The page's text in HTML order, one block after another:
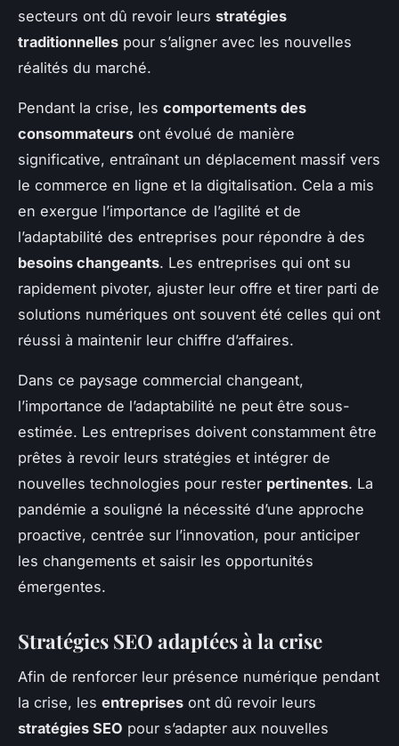
secteurs ont dû revoir leurs stratégies
traditionnelles pour s’aligner avec les nouvelles
réalités du marché.
Pendant la crise, les comportements des
consommateurs ont évolué de manière
significative, entraînant un déplacement massif vers
le commerce en ligne et la digitalisation. Cela a mis
en exergue l’importance de l’agilité et de
l’adaptabilité des entreprises pour répondre à des
besoins changeants. Les entreprises qui ont su
rapidement pivoter, ajuster leur offre et tirer parti de
solutions numériques ont souvent été celles qui ont
réussi à maintenir leur chiffre d’affaires.
Dans ce paysage commercial changeant,
l’importance de l’adaptabilité ne peut être sous-
estimée. Les entreprises doivent constamment être
prêtes à revoir leurs stratégies et intégrer de
nouvelles technologies pour rester pertinentes. La
pandémie a souligné la nécessité d’une approche
proactive, centrée sur l’innovation, pour anticiper
les changements et saisir les opportunités
émergentes.
Stratégies SEO adaptées à la crise
Afin de renforcer leur présence numérique pendant
la crise, les entreprises ont dû revoir leurs
stratégies SEO pour s’adapter aux nouvelles